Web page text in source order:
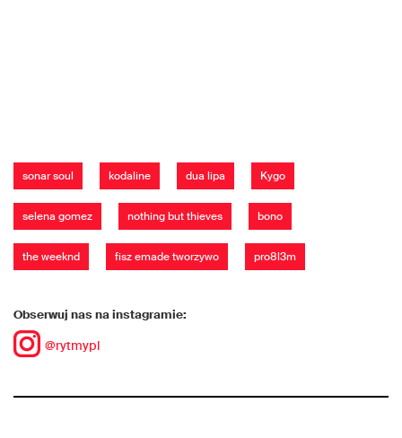
sonar soul kodaline dua lipa Kygo
selena gomez nothing but thieves bono
the weeknd fisz emade tworzywo pro8l3m
Obserwuj nas na instagramie:
@rytmypl